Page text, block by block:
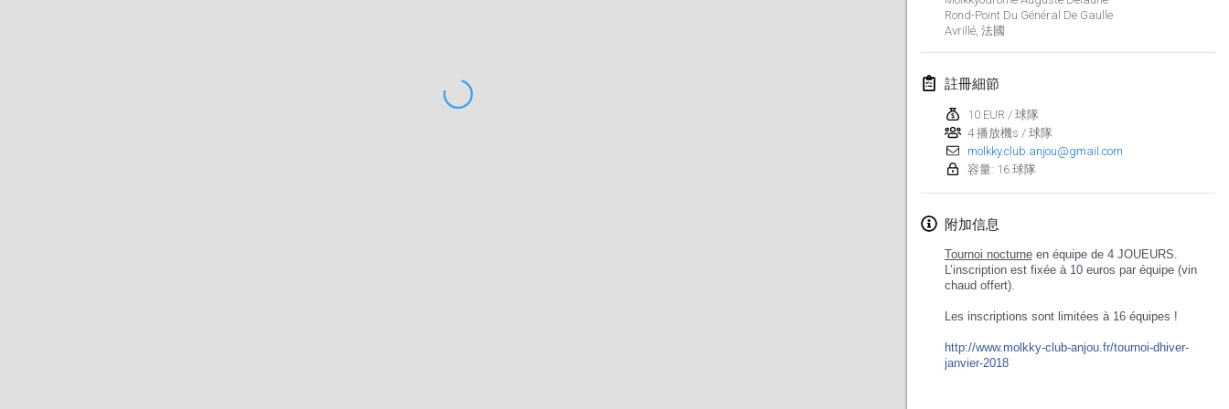
Rond-Point Du Général De Gaulle
Avrillé, 法國
註冊細節
10 EUR / 球隊
4 播放機s / 球隊
molkky.club.anjou@gmail.com
容量: 16 球隊
附加信息
Tournoi nocturne en équipe de 4 JOUEURS.
L’inscription est fixée à 10 euros par équipe (vin
chaud offert).
Les inscriptions sont limitées à 16 équipes !
http://www.molkky-club-anjou.fr/tournoi-dhiver-
janvier-2018
Lumi Mölkky
Tournoi de la St Valentin
2018年2月10日
Faschings-Mölkky
2018年2月11日
Rakovnické mölkkování
2018年2月24日|芬蘭
Tournoi de l'ASSER